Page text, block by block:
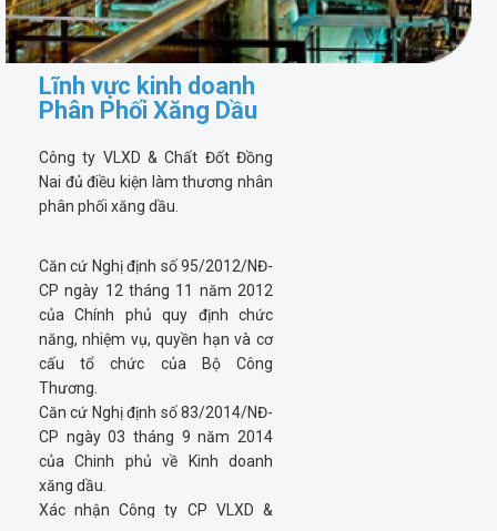
Lĩnh vực kinh doanh
Phân Phối Xăng Dầu
Công ty VLXD & Chất Đốt Đồng
Nai đủ điều kiện làm thương nhân
phân phối xăng dầu.
Căn cứ Nghị định số 95/2012/NĐ-
CP ngày 12 tháng 11 năm 2012
của Chính phủ quy định chức
năng, nhiệm vụ, quyền hạn và cơ
cấu tổ chức của Bộ Công
Thương.
Căn cứ Nghị định số 83/2014/NĐ-
CP ngày 03 tháng 9 năm 2014
của Chinh phủ về Kinh doanh
xăng dầu.
Xác nhận Công ty CP VLXD &